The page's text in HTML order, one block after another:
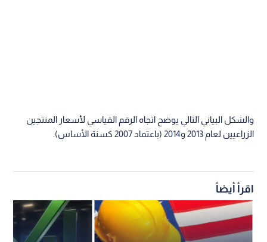
والشكل البياني التالي يوضح اتجاه الرقم القياسي لأسعار المنتجين
الزراعيين لعام 2013 و2014 (باعتماد 2007 كسنة الأساس).
اقرأ أيضاً